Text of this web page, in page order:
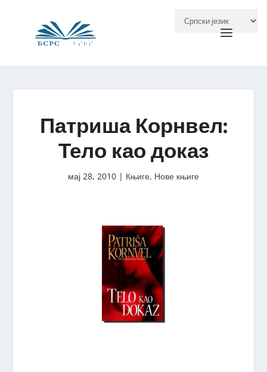
Патриша Корнвел:
Тело као доказ
мај 28, 2010 | Књиге, Нове књиге